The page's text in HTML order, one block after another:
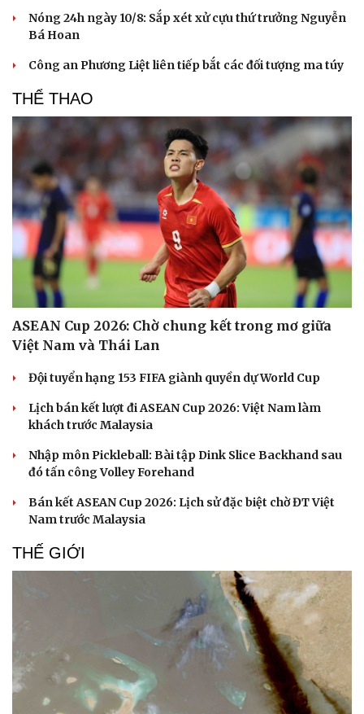
Nóng 24h ngày 10/8: Sắp xét xử cựu thứ trưởng Nguyễn
Bá Hoan
Công an Phương Liệt liên tiếp bắt các đối tượng ma túy
THỂ THAO
ASEAN Cup 2026: Chờ chung kết trong mơ giữa
Việt Nam và Thái Lan
Đội tuyển hạng 153 FIFA giành quyền dự World Cup
Lịch bán kết lượt đi ASEAN Cup 2026: Việt Nam làm
khách trước Malaysia
Nhập môn Pickleball: Bài tập Dink Slice Backhand sau
đó tấn công Volley Forehand
Bán kết ASEAN Cup 2026: Lịch sử đặc biệt chờ ĐT Việt
Nam trước Malaysia
THẾ GIỚI